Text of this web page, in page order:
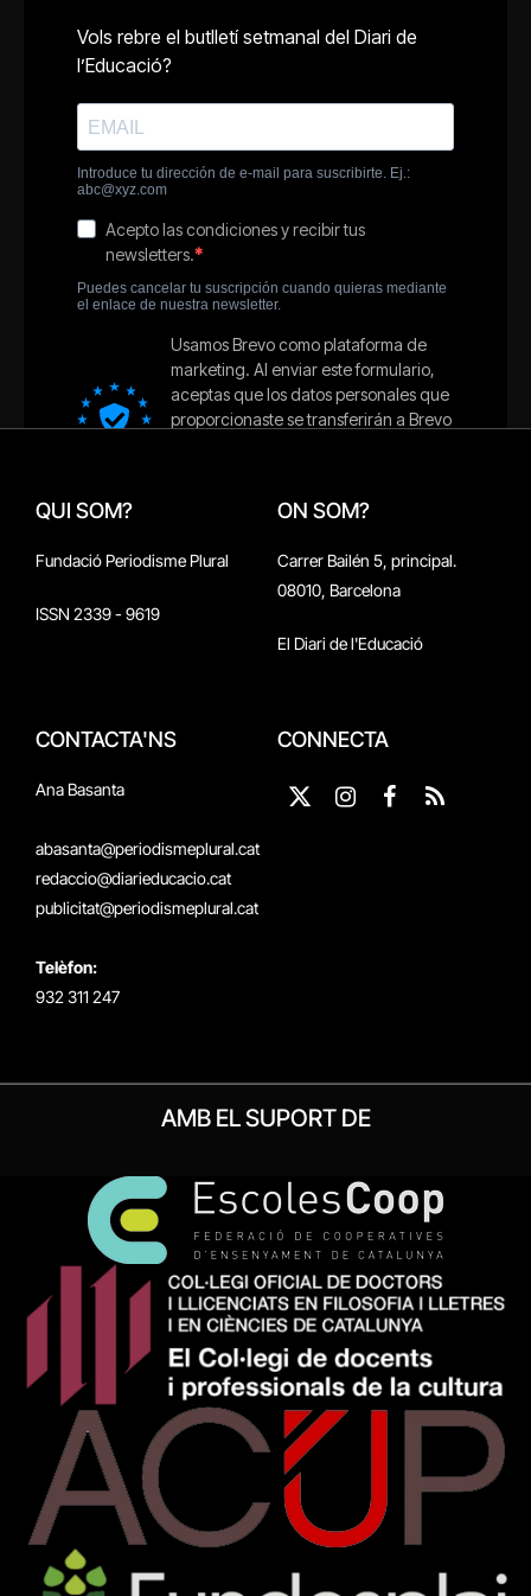
QUI SOM?
Fundació Periodisme Plural
ISSN 2339 - 9619
ON SOM?
Carrer Bailén 5, principal.
08010, Barcelona
El Diari de l'Educació
CONTACTA'NS
Ana Basanta
abasanta@periodismeplural.cat
redaccio@diarieducacio.cat
publicitat@periodismeplural.cat
Telèfon:
932 311 247
CONNECTA
X
Instagram
Facebook
RSS
AMB EL SUPORT DE